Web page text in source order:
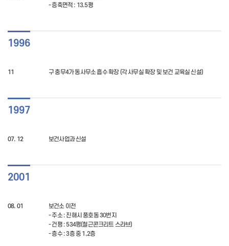
- 증축면적 : 13.5평
1996
11 구 충무4가 동사무소 흡수 확장 (각 사무실 확장 및 보건 교육실 신설)
1997
07. 12 보건사업과 신설
2001
08. 01
보건소 이전
- 주소 : 진해시 풍호동 30번지
- 건평 : 534평(철근콘크리트 스라브)
- 층수 : 3층 중 1,2층